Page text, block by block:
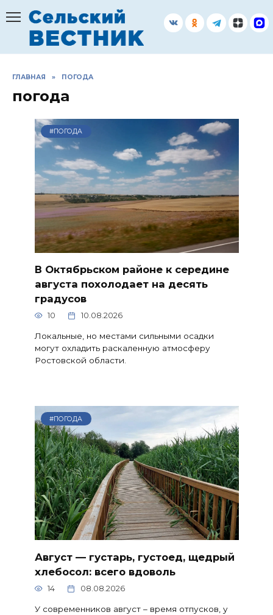
содержанию
ГЛАВНАЯ » ПОГОДА
погода
#ПОГОДА
В Октябрьском районе к середине
августа похолодает на десять
градусов
10 10.08.2026
Локальные, но местами сильными осадки
могут охладить раскаленную атмосферу
Ростовской области.
#ПОГОДА
Август — густарь, густоед, щедрый
хлебосол: всего вдоволь
14 08.08.2026
У современников август – время отпусков, у